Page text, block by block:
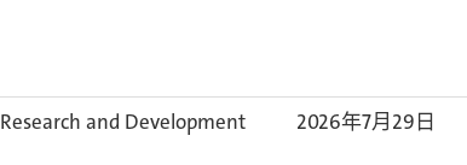
Research and Development 2026年7月29日